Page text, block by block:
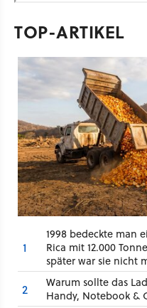
TOP-ARTIKEL
1
1998 bedeckte man
Rica mit 12.000
später war sie nicht
2
Warum sollte das
Handy, Notebook &